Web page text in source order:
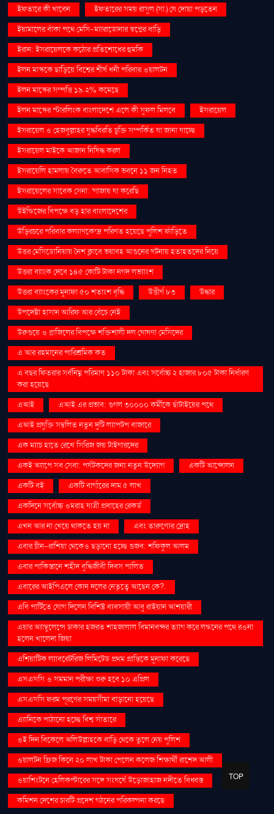
ইফতারে কী খাবেন
ইফতারের সময় রাসুল (সা.) যে দোয়া পড়তেন
ইয়ামালের বাঁকা পথে মেসি-ম্যারাডোনার স্বপ্নের বাড়ি
ইরান: ইসরায়েলকে কঠোর প্রতিশোধের হুমকি
ইলন মাস্ককে ছাড়িয়ে বিশ্বের শীর্ষ ধনী পরিবার ওয়ালটন
ইলন মাস্কের সম্পত্তি ১৯.২% কমেছে
ইলন মাস্কের স্টারলিংক বাংলাদেশে এলে কী সুফল মিলবে
ইসরায়েল
ইসরায়েল ও হেজবুল্লাহর যুদ্ধবিরতি চুক্তি সম্পর্কিত যা জানা যাচ্ছে
ইসরায়েল মাইকে আজান নিষিদ্ধ করল
ইসরায়েলি হামলায় বৈরুতে আবাসিক ভবনে ১১ জন নিহত
ইসরায়েলের সাবেক সেনা: 'গাজায় যা করেছি
উইন্ডিজের বিপক্ষে বড় হার বাংলাদেশের
উড়িরচরে পরিবার কল্যাণকেন্দ্র পরিণত হয়েছে পুলিশ ফাঁড়িতে
উত্তর মেসিডোনিয়ায় নৈশ ক্লাবে ভয়াবহ আগুনের ঘটনায় হতাহতদের নিয়ে
উত্তরা ব্যাংক দেবে ১৪৫ কোটি টাকা নগদ লভ্যাংশ
উত্তরা ব্যাংকের মুনাফা ৫০ শতাংশ বৃদ্ধি
উত্তীর্ণ ৮৩
উদ্ধার
উপদেষ্টা হাসান আরিফ আর বেঁচে নেই
উরুগুয়ে ও ব্রাজিলের বিপক্ষে শক্তিশালী দল ঘোষণা মেসিদের
এ আর রহমানের পারিশ্রমিক কত
এ বছর ফিতরার সর্বনিম্ন পরিমাণ ১১০ টাকা এবং সর্বোচ্চ ২ হাজার ৮০৫ টাকা নির্ধারণ
করা হয়েছে
এআই
এআই এর প্রভাব: গুগল ৩০০০০ কর্মীকে ছাঁটাইয়ের পথে
এআই প্রযুক্তি সম্বলিত নতুন দুটি ল্যাপটপ বাজারে
এক ম্যাচ হাতে রেখে সিরিজ জয় টাইগারদের
একই অ্যাপে সব সেবা: পর্যটকদের জন্য নতুন উদ্যোগ
একটি আন্দোলন
একটি বই
একটি বার্গারের দাম ৫ লাখ
একদিনে সর্বোচ্চ ওমরাহ যাত্রী প্রবাহের রেকর্ড
এখন আর না খেয়ে থাকতে হয় না
এবং তারুণ্যের দ্রোহ
এবার চীন-রাশিয়া থেকেও ছড়ানো হচ্ছে গুজব: শফিকুল আলম
এবার পাকিস্তানে শহীদ বুদ্ধিজীবী দিবস পালিত
এবারের আইপিএলে কোন দলের নেতৃত্বে আছেন কে?.
এবি পার্টিতে যোগ দিলেন বিশিষ্ট ব্যবসায়ী আবু রাইয়ান আশয়ারী
এয়ার অ্যাম্বুলেন্সে ঢাকার হজরত শাহজালাল বিমানবন্দর ত্যাগ করে লন্ডনের পথে রওনা
হলেন খালেদা জিয়া
এশিয়াটিক ল্যাবরেটরিজ লিমিটেড প্রথম প্রান্তিকে মুনাফা করেছে
এসএসসি ও সমমান পরীক্ষা শুরু হবে ১০ এপ্রিল
এসএসসি ফরম পূরণের সময়সীমা বাড়ানো হয়েছে
এ্যানিকে পাঠানো হচ্ছে বিশ্ব সাঁতারে
ওই দিন বিকেলে অলিউল্লাহকে বাড়ি থেকে তুলে নেয় পুলিশ
ওয়ালটন ফ্রিজ কিনে ২০ লাখ টাকা পেলেন কলেজ শিক্ষার্থী রাশেদ আলী
ওয়াশিংটনে হেলিকপ্টারের সঙ্গে সংঘর্ষে উড়োজাহাজ নদীতে বিধ্বস্ত
কমিশন দেশের চারটি প্রদেশ গঠনের পরিকল্পনা করছে
TOP